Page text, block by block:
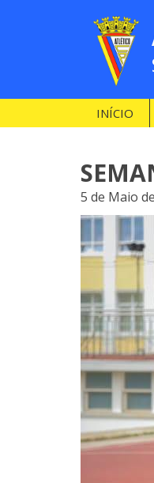
INÍCIO
5 de Maio